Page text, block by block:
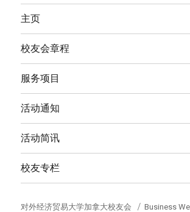
主页
校友会章程
服务项目
活动通知
活动简讯
校友专栏
对外经济贸易大学加拿大校友会 Business